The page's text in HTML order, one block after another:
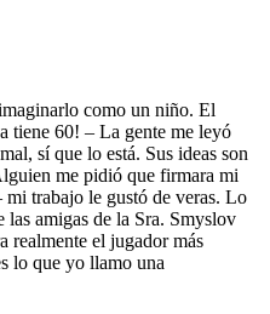
como un niño. El
tiene 60! – La gente me leyó
sí que lo está. Sus ideas son
me pidió que firmara mi
trabajo le gustó de veras. Lo
amigas de la Sra. Smyslov
realmente el jugador más
lo que yo llamo una